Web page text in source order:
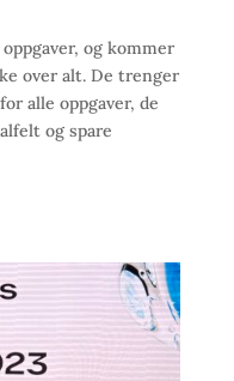
og kommer
over alt. De trenger
alle oppgaver, de
og spare